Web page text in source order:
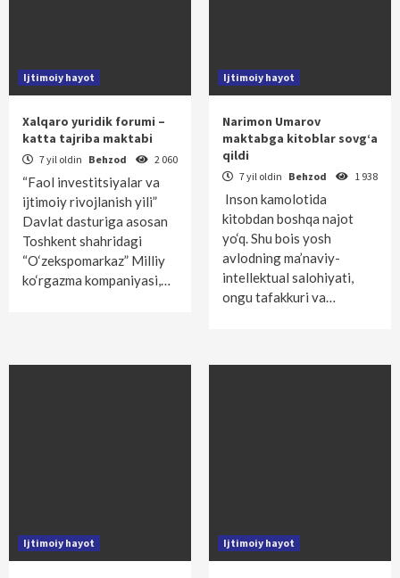
Ijtimoiy hayot
Xalqaro yuridik forumi –
katta tajriba maktabi
7 yil oldin Behzod 2 060
“Faol investitsiyalar va
ijtimoiy rivojlanish yili”
Davlat dasturiga asosan
Toshkent shahridagi
“O‘zekspomarkaz” Milliy
ko‘rgazma kompaniyasi,…
Ijtimoiy hayot
Narimon Umarov
maktabga kitoblar sovg‘a
qildi
7 yil oldin Behzod 1 938
Inson kamolotida
kitobdan boshqa najot
yo‘q. Shu bois yosh
avlodning ma’naviy-
intellektual salohiyati,
ongu tafakkuri va…
Ijtimoiy hayot Ijtimoiy hayot